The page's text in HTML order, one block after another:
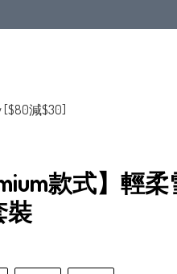
[$80減$30]
款式】輕
裝